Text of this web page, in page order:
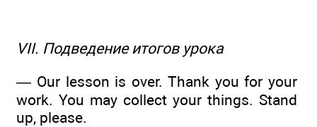
VII. Подведение итогов урока
— Our lesson is over. Thank you for your
work. You may collect your things. Stand
up, please.